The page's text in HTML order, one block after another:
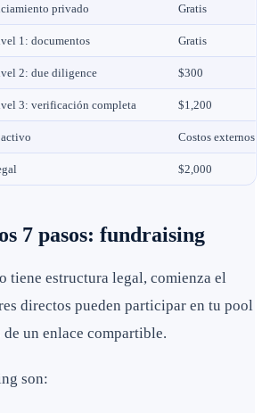
privado Gratis
1: documentos Gratis
2: due diligence $300
3: verificación completa $1,200
Costos externos
$2,000
7 pasos: fundraising
tiene estructura legal, comienza el
directos pueden participar en tu pool
un enlace compartible.
son: